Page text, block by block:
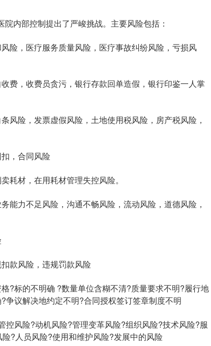
内部控制提出了严峻挑战。主要风险包括：
，医疗服务质量风险，医疗事故纠纷风险，亏损风
，收费员贪污，银行存款回单造假，银行印鉴一人掌
险，发票虚假风险，土地使用税风险，房产税风险，
，合同风险
材，在用耗材管理失控风险。
力不足风险，沟通不畅风险，流动风险，道德风险，
款风险，违规罚款风险
标的不明确 ?数量单位含糊不清?质量要求不明?履行地
争议解决地约定不明?合同授权签订签章制度不明
风险?动机风险?管理变革风险?组织风险?技术风险?服
?人员风险?使用和维护风险?发展中的风险